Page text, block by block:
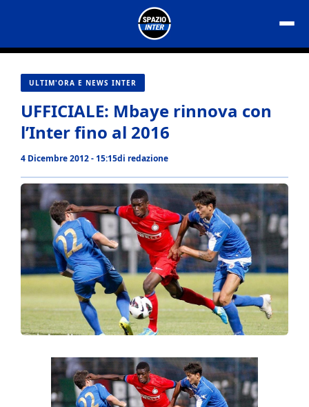
contenuto
ULTIM'ORA E NEWS INTER
UFFICIALE: Mbaye rinnova con
l’Inter fino al 2016
4 Dicembre 2012 - 15:15di redazione